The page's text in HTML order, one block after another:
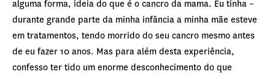
alguma forma, ideia do que é o cancro da mama. Eu tinha –
durante grande parte da minha infância a minha mãe esteve
em tratamentos, tendo morrido do seu cancro mesmo antes
de eu fazer 10 anos. Mas para além desta experiência,
confesso ter tido um enorme desconhecimento do que